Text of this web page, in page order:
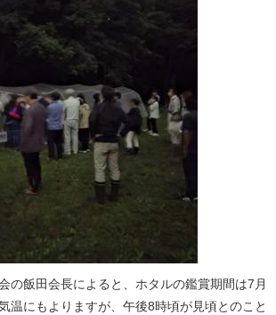
の飯田会長によると、ホタルの鑑賞期間は7月
温にもよりますが、午後8時頃が見頃とのこと